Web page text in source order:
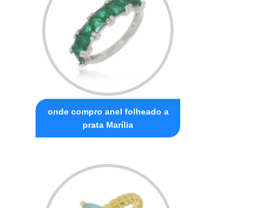
onde compro anel folheado a
prata Marília